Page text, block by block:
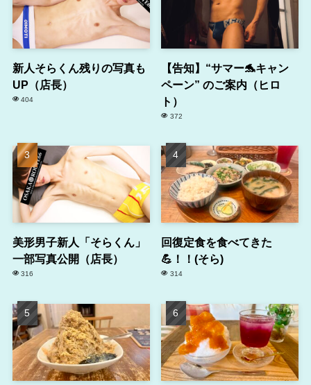
新人そらくん残りの写真も
UP（店長）
404
【告知】“サマー🐬キャン
ペーン” のご案内（ヒロ
ト）
372
美形男子新人「そらくん」
一部写真公開（店長）
316
回復定食を食べてきた
💪！！(そら)
314